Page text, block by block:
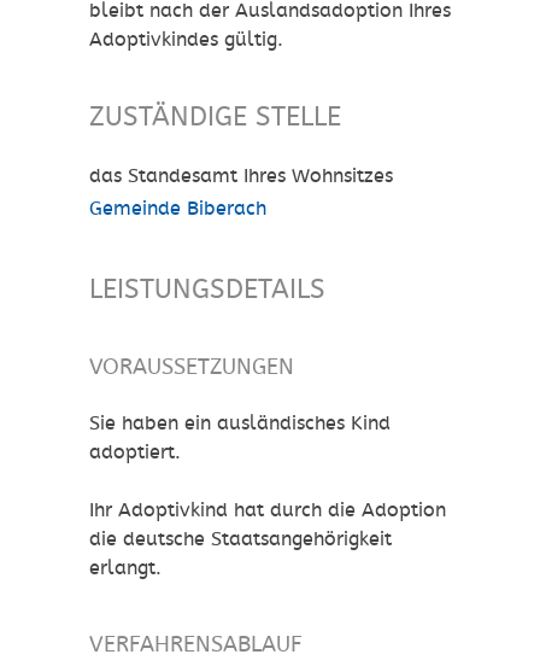
bleibt nach der Auslandsadoption Ihres
Adoptivkindes gültig.
ZUSTÄNDIGE STELLE
das Standesamt Ihres Wohnsitzes
Gemeinde Biberach
LEISTUNGSDETAILS
VORAUSSETZUNGEN
Sie haben ein ausländisches Kind
adoptiert.
Ihr Adoptivkind hat durch die Adoption
die deutsche Staatsangehörigkeit
erlangt.
VERFAHRENSABLAUF